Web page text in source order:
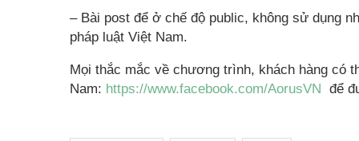
– Bài post để ở chế độ public, không sử dụng
pháp luật Việt Nam.
Mọi thắc mắc về chương trình, khách hàng có
Nam: https://www.facebook.com/AorusVN để